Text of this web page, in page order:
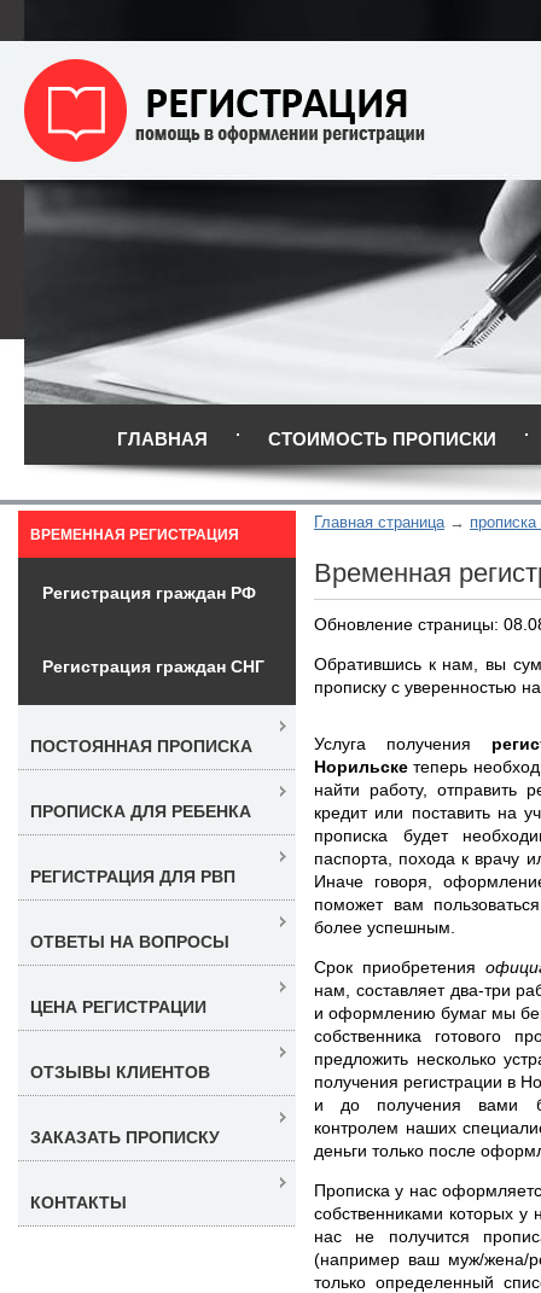
ГЛАВНАЯ СТОИМОСТЬ ПРОПИСКИ
Главная страница
Временная
Обновление страницы:
Обратившись к нам, вы
прописку с уверенностью
Услуга получения
Норильскетеперь
найти работу, отправить
кредит или поставить на
прописка будет
паспорта, похода к врачу
Иначе говоря,
поможет вам
более успешным.
Срок приобретения
нам, составляет два-три
и оформлению бумаг мы
собственника готового
предложить несколько
получения регистрации в
и до получения вами
контролем наших
деньги только после
Прописка у нас
собственниками которых у
нас не получится
(например ваш муж/жена/
только определенный
ВРЕМЕННАЯ РЕГИСТРАЦИЯ
Регистрация граждан РФ
Регистрация граждан СНГ
ПОСТОЯННАЯ ПРОПИСКА
ПРОПИСКА ДЛЯ РЕБЕНКА
РЕГИСТРАЦИЯ ДЛЯ РВП
ОТВЕТЫ НА ВОПРОСЫ
ЦЕНА РЕГИСТРАЦИИ
ОТЗЫВЫ КЛИЕНТОВ
ЗАКАЗАТЬ ПРОПИСКУ
КОНТАКТЫ